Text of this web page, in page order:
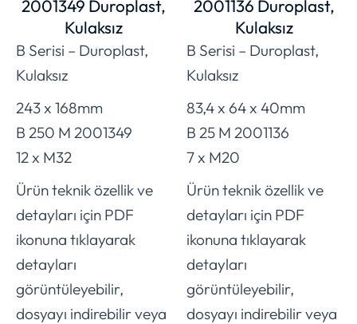
2001349 Duroplast,
Kulaksız
B Serisi – Duroplast,
Kulaksız
243 x 168mm
B 250 M 2001349
12 x M32
Ürün teknik özellik ve
detayları için PDF
ikonuna tıklayarak
detayları
görüntüleyebilir,
dosyayı indirebilir veya
2001136 Duroplast,
Kulaksız
B Serisi – Duroplast,
Kulaksız
83,4 x 64 x 40mm
B 25 M 2001136
7 x M20
Ürün teknik özellik ve
detayları için PDF
ikonuna tıklayarak
detayları
görüntüleyebilir,
dosyayı indirebilir veya